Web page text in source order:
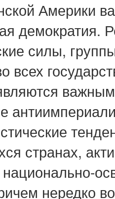
Америки
демократия.
силы,
всех
странах,
нередко